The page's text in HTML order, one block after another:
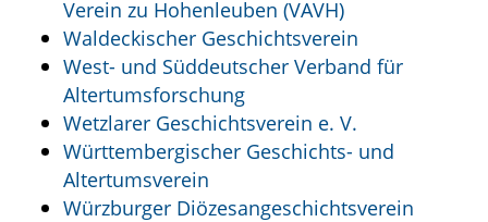
Verein zu Hohenleuben (VAVH)
Waldeckischer Geschichtsverein
West- und Süddeutscher Verband für
Altertumsforschung
Wetzlarer Geschichtsverein e. V.
Württembergischer Geschichts- und
Altertumsverein
Würzburger Diözesangeschichtsverein